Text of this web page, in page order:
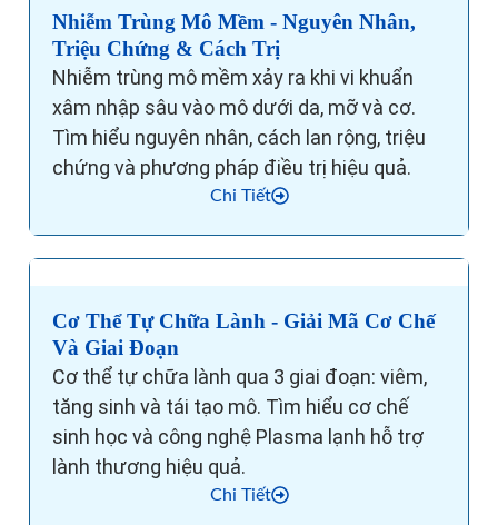
Nhiễm Trùng Mô Mềm - Nguyên Nhân,
Triệu Chứng & Cách Trị
Nhiễm trùng mô mềm xảy ra khi vi khuẩn
xâm nhập sâu vào mô dưới da, mỡ và cơ.
Tìm hiểu nguyên nhân, cách lan rộng, triệu
chứng và phương pháp điều trị hiệu quả.
Chi Tiết
Cơ Thể Tự Chữa Lành - Giải Mã Cơ Chế
Và Giai Đoạn
Cơ thể tự chữa lành qua 3 giai đoạn: viêm,
tăng sinh và tái tạo mô. Tìm hiểu cơ chế
sinh học và công nghệ Plasma lạnh hỗ trợ
lành thương hiệu quả.
Chi Tiết